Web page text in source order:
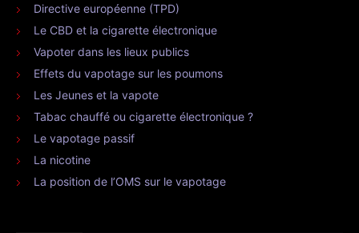
Directive européenne (TPD)
Le CBD et la cigarette électronique
Vapoter dans les lieux publics
Effets du vapotage sur les poumons
Les Jeunes et la vapote
Tabac chauffé ou cigarette électronique ?
Le vapotage passif
La nicotine
La position de l’OMS sur le vapotage